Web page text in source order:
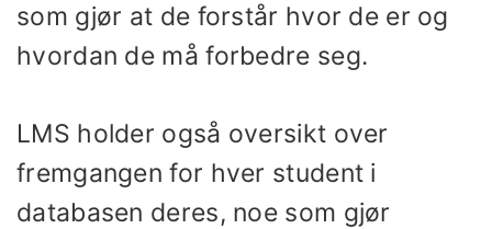
som gjør at de forstår hvor de er og
hvordan de må forbedre seg.
LMS holder også oversikt over
fremgangen for hver student i
databasen deres, noe som gjør